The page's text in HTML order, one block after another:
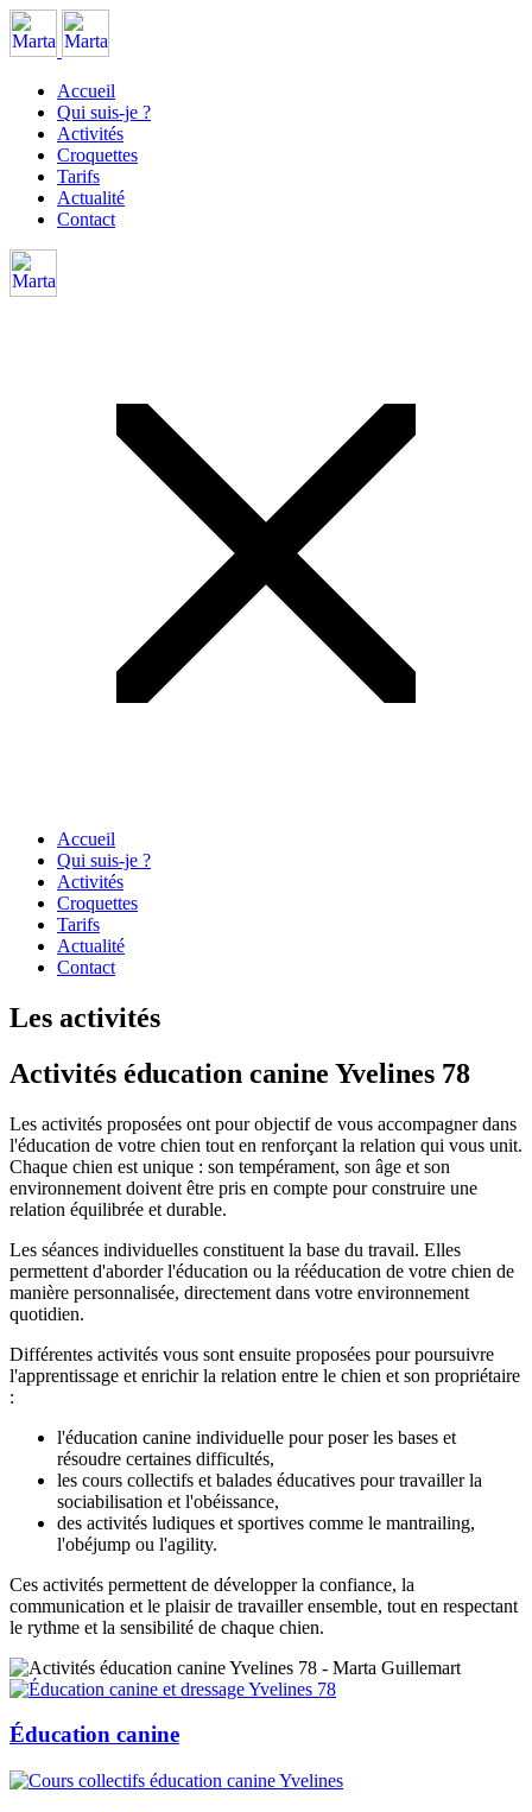
Accueil
Qui suis-je ?
Activités
Croquettes
Tarifs
Actualité
Contact
Accueil
Qui suis-je ?
Activités
Croquettes
Tarifs
Actualité
Contact
Les activités
Activités éducation canine Yvelines 78
Les activités proposées ont pour objectif de vous accompagner dans
l'éducation de votre chien tout en renforçant la relation qui vous unit.
Chaque chien est unique : son tempérament, son âge et son
environnement doivent être pris en compte pour construire une
relation équilibrée et durable.
Les séances individuelles constituent la base du travail. Elles
permettent d'aborder l'éducation ou la rééducation de votre chien de
manière personnalisée, directement dans votre environnement
quotidien.
Différentes activités vous sont ensuite proposées pour poursuivre
l'apprentissage et enrichir la relation entre le chien et son propriétaire
:
l'éducation canine individuelle pour poser les bases et
résoudre certaines difficultés,
les cours collectifs et balades éducatives pour travailler la
sociabilisation et l'obéissance,
des activités ludiques et sportives comme le mantrailing,
l'obéjump ou l'agility.
Ces activités permettent de développer la confiance, la
communication et le plaisir de travailler ensemble, tout en respectant
le rythme et la sensibilité de chaque chien.
Éducation canine